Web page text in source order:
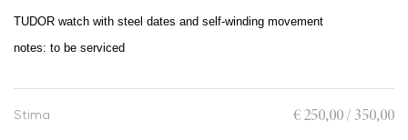
TUDOR watch with steel dates and self-winding movement
notes: to be serviced
€ 250,00 / 350,00
Stima